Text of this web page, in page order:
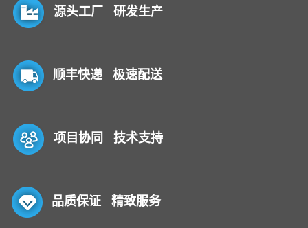
源头工厂 研发生产
顺丰快递 极速配送
项目协同 技术支持
品质保证 精致服务